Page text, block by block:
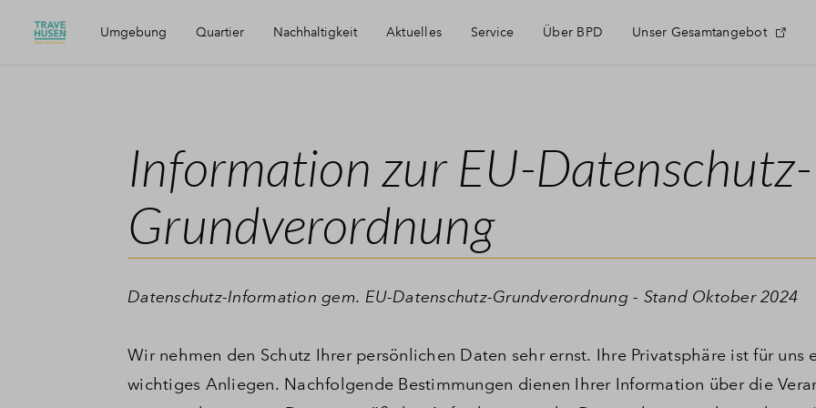
Umgebung Quartier
Immobilientypen
Zeitplan
Nachhaltigkeit
Mobilität
Energie
Biodiversität
Aktuelles Service
Finanzierung
Kontakt
Anmeldung Projektnewsletter
Über BPD Unser Gesamtangebot
Information zur EU-Datenschutz-
Grundverordnung
Datenschutz-Information gem. EU-Datenschutz-Grundverordnung - Stand Oktober 2024
Wir nehmen den Schutz Ihrer persönlichen Daten sehr ernst. Ihre Privatsphäre ist für uns
wichtiges Anliegen. Nachfolgende Bestimmungen dienen Ihrer Information über die